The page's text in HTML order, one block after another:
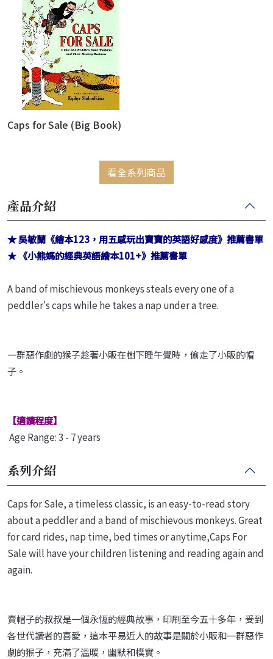
Caps for Sale (Big Book)
看全系列商品
產品介紹
★ 吳敏蘭《繪本123，用五感玩出寶寶的英語好感度》推薦書單
★ 《小熊媽的經典英語繪本101+》推薦書單
A band of mischievous monkeys steals every one of a
peddler's caps while he takes a nap under a tree.
一群惡作劇的猴子趁著小販在樹下睡午覺時，偷走了小販的帽
子。
【適讀程度】
Age Range: 3 - 7 years
系列介紹
Caps for Sale, a timeless classic, is an easy-to-read story
about a peddler and a band of mischievous monkeys. Great
for card rides, nap time, bed times or anytime,Caps For
Sale will have your children listening and reading again and
again.
賣帽子的叔叔是一個永恆的經典故事，印刷至今五十多年，受到
各世代讀者的喜愛，這本平易近人的故事是關於小販和一群惡作
劇的猴子，充滿了溫暖，幽默和樸實。